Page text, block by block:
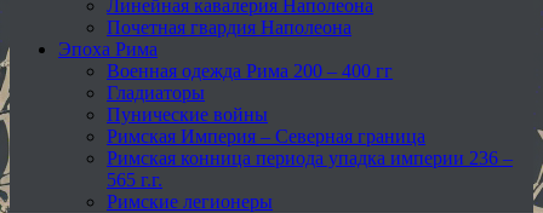
Линейная кавалерия Наполеона
Почетная гвардия Наполеона
Эпоха Рима
Военная одежда Рима 200 – 400 гг
Гладиаторы
Пунические войны
Римская Империя – Северная граница
Римская конница периода упадка империи 236 –
565 г.г.
Римские легионеры